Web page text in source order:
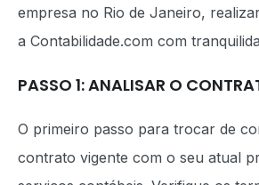
empresa no Rio de Janeiro,
a Contabilidade.com com
PASSO 1: ANALISAR O
O primeiro passo para trocar de
contrato vigente com o seu atual